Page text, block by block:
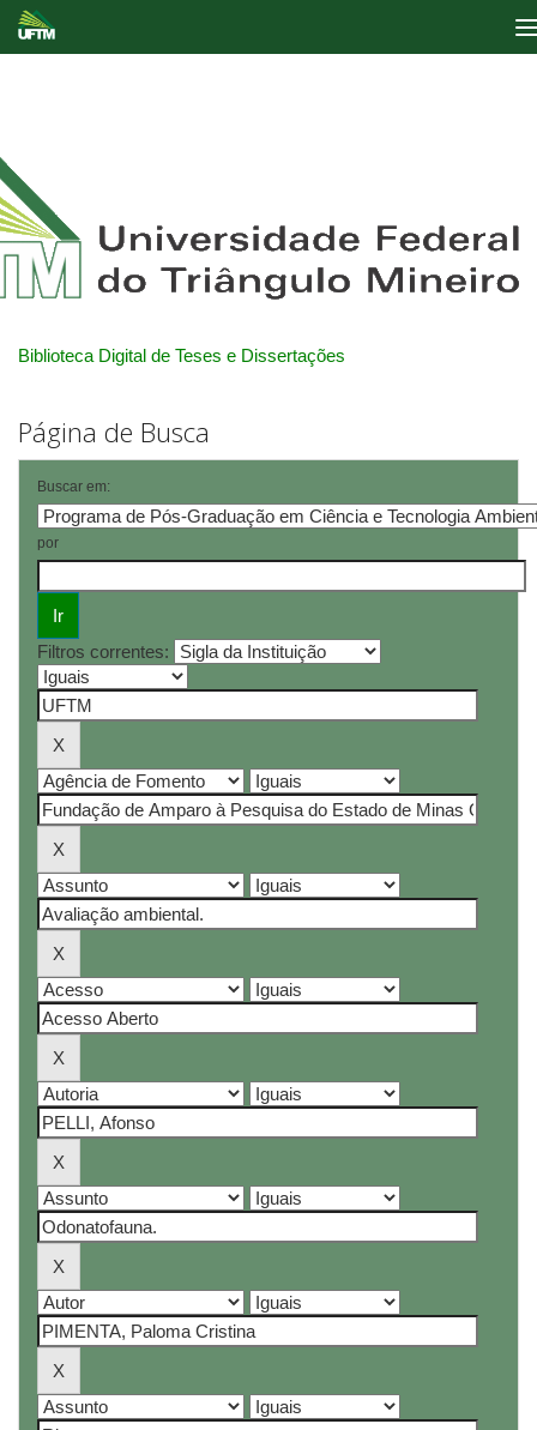
Biblioteca Digital de Teses e Dissertações
Página de Busca
Buscar em:
por
Filtros correntes: